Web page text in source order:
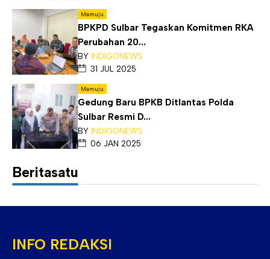
Mamuju
BPKPD Sulbar Tegaskan Komitmen RKA
Perubahan 20...
BY INDIGONEWS
31 JUL 2025
Mamuju
Gedung Baru BPKB Ditlantas Polda
Sulbar Resmi D...
BY INDIGONEWS
06 JAN 2025
Beritasatu
INFO REDAKSI